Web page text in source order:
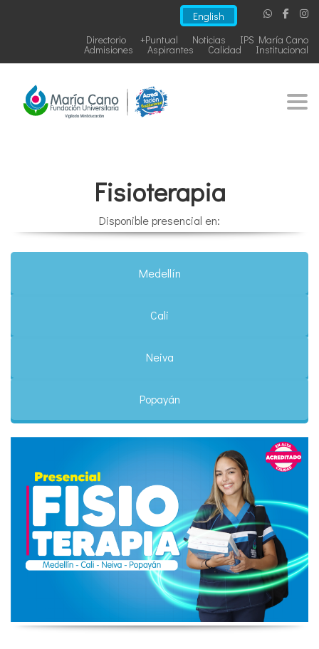
English
IPS María Cano
Noticias
+Puntual
Directorio
Institucional
Calidad
Aspirantes
Admisiones
Fisioterapia
Disponible presencial en:
Medellín
Cali
Neiva
Popayán